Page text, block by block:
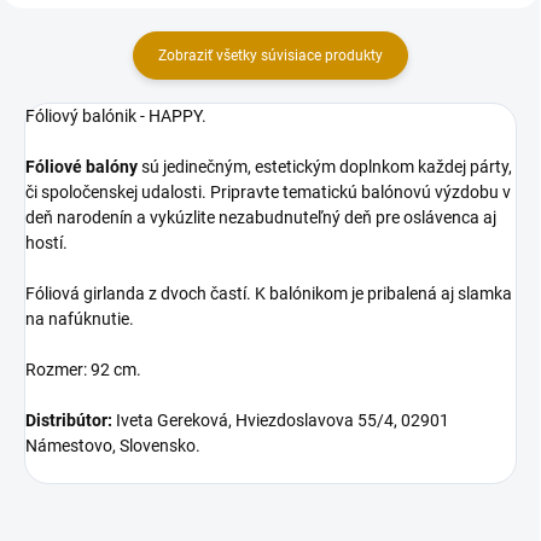
Zobraziť všetky súvisiace produkty
Fóliový balónik - HAPPY.
Fóliové balónysú jedinečným, estetickým doplnkom každej párty,
či spoločenskej udalosti. Pripravte tematickú balónovú výzdobu v
deň narodenín a vykúzlite nezabudnuteľný deň pre oslávenca aj
hostí.
Fóliová girlanda z dvoch častí. K balónikom je pribalená aj slamka
na nafúknutie.
Rozmer: 92 cm.
Distribútor: Iveta Gereková, Hviezdoslavova 55/4, 02901
Námestovo, Slovensko.